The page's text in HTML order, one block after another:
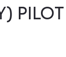
PILOT